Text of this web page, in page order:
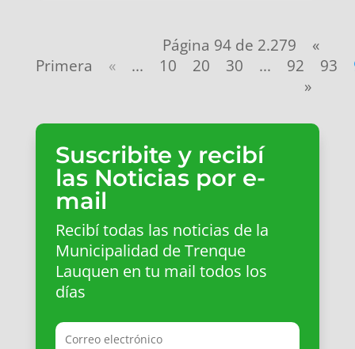
Página 94 de 2.279
«
Primera
« ... 10 20 30 ... 92 93
»
Suscribite y recibí
las Noticias por e-
mail
Recibí todas las noticias de la
Municipalidad de Trenque
Lauquen en tu mail todos los
días